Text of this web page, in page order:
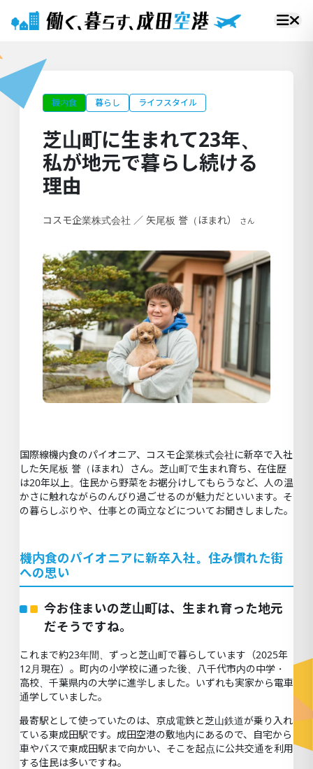
機内食 暮らし ライフスタイル
芝山町に生まれて23年、
私が地元で暮らし続ける
理由
コスモ企業株式会社 ／ 矢尾板 誉（ほまれ） さん
国際線機内食のパイオニア、コスモ企業株式会社に新卒で入社
した矢尾板 誉（ほまれ）さん。芝山町で生まれ育ち、在住歴
は20年以上。住民から野菜をお裾分けしてもらうなど、人の温
かさに触れながらのんびり過ごせるのが魅力だといいます。そ
の暮らしぶりや、仕事との両立などについてお聞きしました。
機内食のパイオニアに新卒入社。住み慣れた街
への思い
今お住まいの芝山町は、生まれ育った地元
だそうですね。
これまで約23年間、ずっと芝山町で暮らしています（2025年
12月現在）。町内の小学校に通った後、八千代市内の中学・
高校、千葉県内の大学に進学しました。いずれも実家から電車
通学していました。
最寄駅として使っていたのは、京成電鉄と芝山鉄道が乗り入れ
ている東成田駅です。成田空港の敷地内にあるので、自宅から
車やバスで東成田駅まで向かい、そこを起点に公共交通を利用
する住民は多いですね。